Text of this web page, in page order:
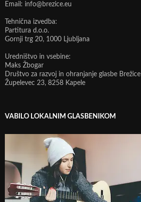
Email: info@brezice.eu
Tehnična izvedba:
Partitura d.o.o.
Gornji trg 20, 1000 Ljubljana
Uredništvo in vsebine:
Maks Žbogar
Društvo za razvoj in ohranjanje glasbe Brežice
Župelevec 23, 8258 Kapele
VABILO LOKALNIM GLASBENIKOM